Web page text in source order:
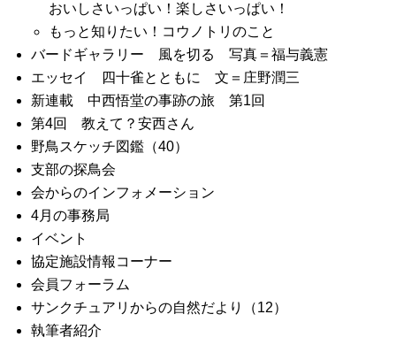
おいしさいっぱい！楽しさいっぱい！
もっと知りたい！コウノトリのこと
バードギャラリー 風を切る 写真＝福与義憲
エッセイ 四十雀とともに 文＝庄野潤三
新連載 中西悟堂の事跡の旅 第1回
第4回 教えて？安西さん
野鳥スケッチ図鑑（40）
支部の探鳥会
会からのインフォメーション
4月の事務局
イベント
協定施設情報コーナー
会員フォーラム
サンクチュアリからの自然だより（12）
執筆者紹介